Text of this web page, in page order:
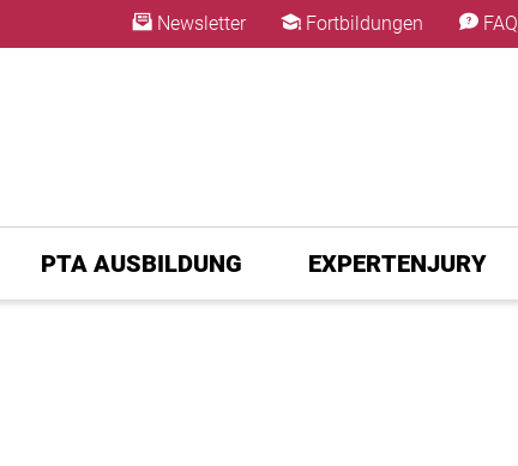
Newsletter Fortbildungen FAQ
PTA AUSBILDUNG EXPERTENJURY